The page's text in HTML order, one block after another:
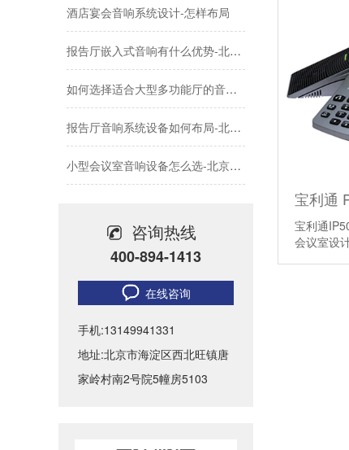
宝利通
会议室设
无纸化会议系统优势分析-北京力创瑞和
酒店宴会音响系统设计-怎样布局
咨询热线
400-894-1413
在线咨询
手机:13149941331
地址:北京市海淀区西北旺镇唐
家岭村南2号院5幢房5103